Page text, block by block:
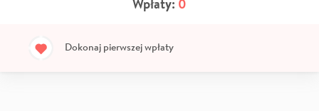
Wpłaty: 0
Dokonaj pierwszej wpłaty